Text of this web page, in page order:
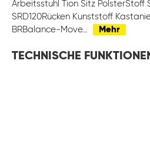
Arbeitsstuhl Tion Sitz PolsterStoff
SRD120Rücken Kunststoff
BRBalance-Move…
Mehr
TECHNISCHE